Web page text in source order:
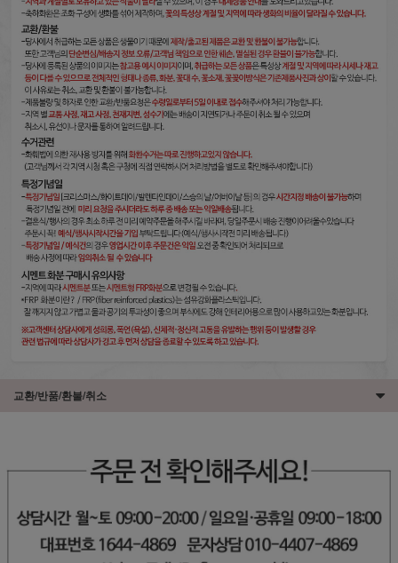
교환/반품/환불/취소